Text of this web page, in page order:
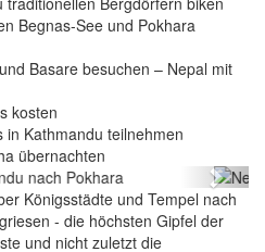
Begnas-See und Pokhara
Basare besuchen – Nepal mit
kosten
Kathmandu teilnehmen
übernachten
Kathmandu nach Pokhara
Next
Königsstädte und Tempel nach
- die höchsten Gipfel der
und nicht zuletzt die